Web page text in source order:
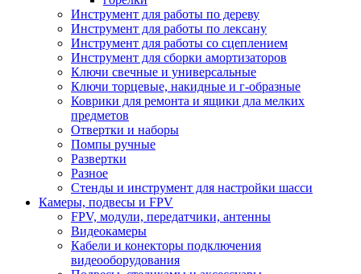
Инструмент для работы по дереву
Инструмент для работы по лексану
Инструмент для работы со сцеплением
Инструмент для сборки амортизаторов
Ключи свечные и универсальные
Ключи торцевые, накидные и г-образные
Коврики для ремонта и ящики дла мелких
предметов
Отвертки и наборы
Помпы ручные
Развертки
Разное
Стенды и инструмент для настройки шасси
Камеры, подвесы и FPV
FPV, модули, передатчики, антенны
Видеокамеры
Кабели и конекторы подключения
видеооборудования